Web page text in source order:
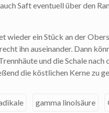
Saft eventuell über den
wieder ein Stück an der
ihn auseinander. Dann
und die Schale nach
die köstlichen Kerne zu
gamma linolsäure